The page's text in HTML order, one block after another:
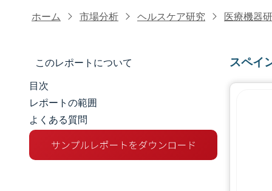
ホーム 市場分析 ヘルスケア研究 医療機器
このレポートについて
マーケットスナップショット
市場概要
主な市場動向
目次
レポートの範囲
よくある質問
スペイ